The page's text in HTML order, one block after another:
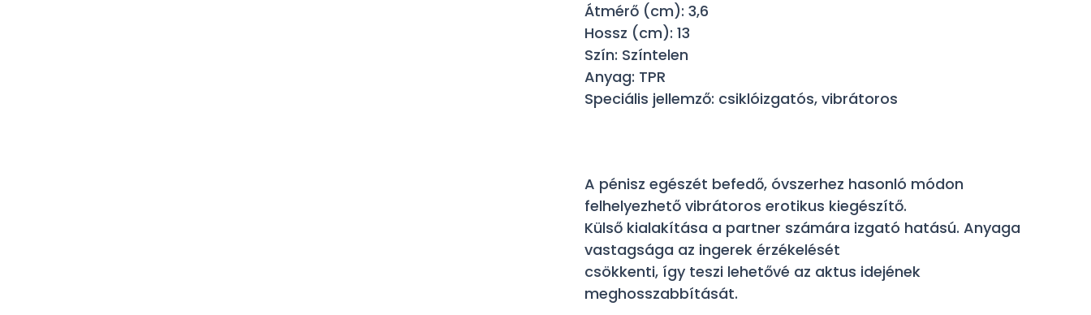
Átmérő (cm): 3,6
Hossz (cm): 13
Szín: Színtelen
Anyag: TPR
Speciális jellemző: csiklóizgatós, vibrátoros
A pénisz egészét befedő, óvszerhez hasonló módon
felhelyezhető vibrátoros erotikus kiegészítő.
Külső kialakítása a partner számára izgató hatású. Anyaga
vastagsága az ingerek érzékelését
csökkenti, így teszi lehetővé az aktus idejének
meghosszabbítását.